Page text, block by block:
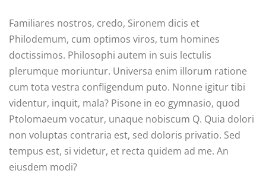
Familiares nostros, credo, Sironem dicis et
Philodemum, cum optimos viros, tum homines
doctissimos. Philosophi autem in suis lectulis
plerumque moriuntur. Universa enim illorum ratione
cum tota vestra confligendum puto. Nonne igitur tibi
videntur, inquit, mala? Pisone in eo gymnasio, quod
Ptolomaeum vocatur, unaque nobiscum Q. Quia dolori
non voluptas contraria est, sed doloris privatio. Sed
tempus est, si videtur, et recta quidem ad me. An
eiusdem modi?